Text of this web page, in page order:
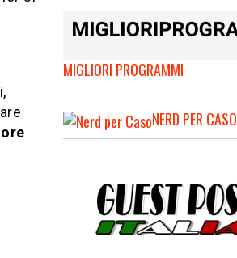
MIGLIORI PROGRAMMI
NERD PER CASO